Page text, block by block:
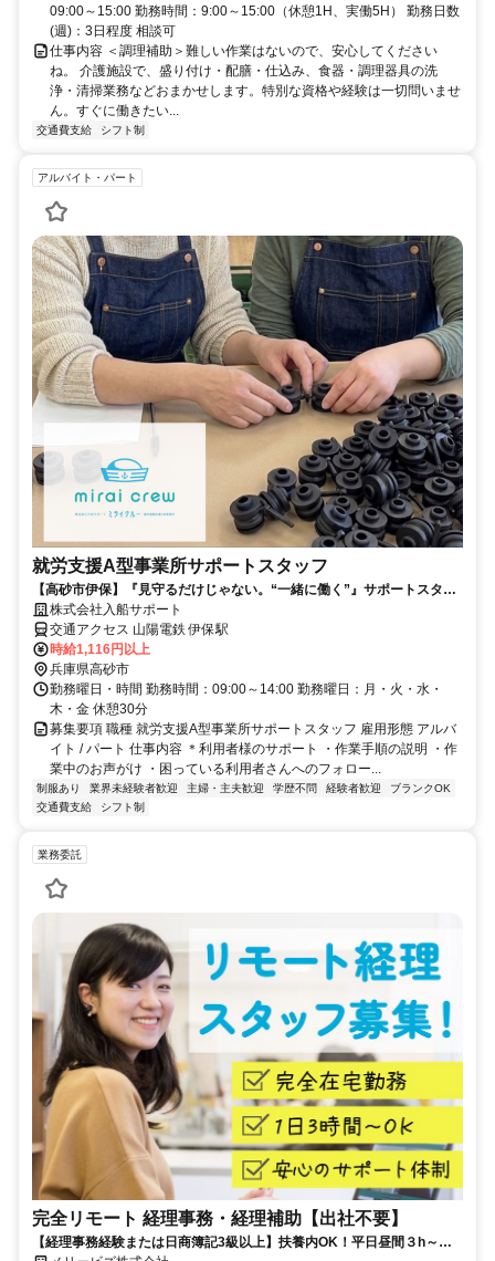
09:00～15:00 勤務時間：9:00～15:00（休憩1H、実働5H） 勤務日数
(週)：3日程度 相談可
仕事内容 ＜調理補助＞難しい作業はないので、安心してください
ね。 介護施設で、盛り付け・配膳・仕込み、食器・調理器具の洗
浄・清掃業務などおまかせします。特別な資格や経験は一切問いませ
ん。すぐに働きたい...
交通費支給 シフト制
アルバイト・パート
就労支援A型事業所サポートスタッフ
【高砂市伊保】『見守るだけじゃない。“一緒に働く”』サポートスタッ
フを募集☆彡平日のみ/資格不問/
株式会社入船サポート
交通アクセス 山陽電鉄 伊保駅
時給1,116円以上
兵庫県高砂市
勤務曜日・時間 勤務時間：09:00～14:00 勤務曜日：月・火・水・
木・金 休憩30分
募集要項 職種 就労支援A型事業所サポートスタッフ 雇用形態 アルバ
イト / パート 仕事内容 ＊利用者様のサポート ・作業手順の説明 ・作
業中のお声がけ ・困っている利用者さんへのフォロー...
制服あり 業界未経験者歓迎 主婦・主夫歓迎 学歴不問 経験者歓迎
ブランクOK
交通費支給
シフト制
業務委託
完全リモート 経理事務・経理補助【出社不要】
【経理事務経験または日商簿記3級以上】扶養内OK！平日昼間３h～。